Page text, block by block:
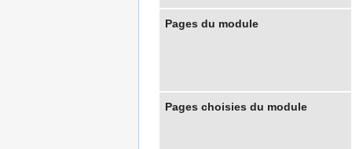
Pages du module
Pages choisies du module